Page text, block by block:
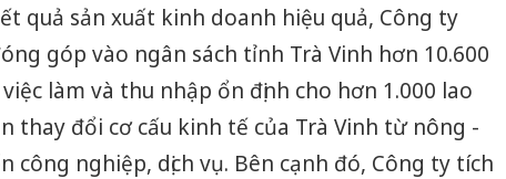
quả sản xuất kinh doanh hiệu quả, Công ty
góp vào ngân sách tỉnh Trà Vinh hơn 10.600
làm và thu nhập ổn định cho hơn 1.000 lao
thay đổi cơ cấu kinh tế của Trà Vinh từ nông -
công nghiệp, dịch vụ. Bên cạnh đó, Công ty tích